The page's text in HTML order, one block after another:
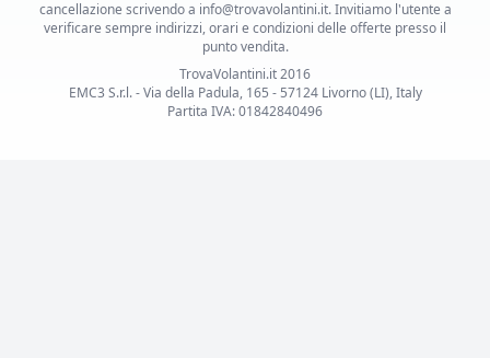
cancellazione scrivendo a info@trovavolantini.it. Invitiamo l'utente a
verificare sempre indirizzi, orari e condizioni delle offerte presso il
punto vendita.
TrovaVolantini.it 2016
EMC3 S.r.l. - Via della Padula, 165 - 57124 Livorno (LI), Italy
Partita IVA: 01842840496